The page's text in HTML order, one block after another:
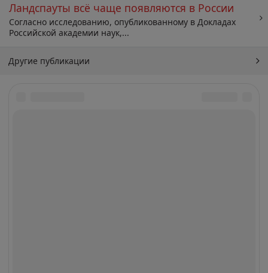
Ландспауты всё чаще появляются в России
Согласно исследованию, опубликованному в Докладах
Российской академии наук,...
Другие публикации